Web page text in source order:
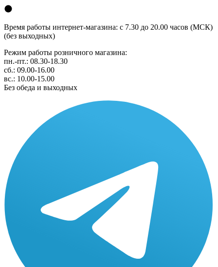
Время работы интернет-магазина: с 7.30 до 20.00 часов (МСК)
(без выходных)
Режим работы розничного магазина:
пн.-пт.: 08.30-18.30
сб.: 09.00-16.00
вс.: 10.00-15.00
Без обеда и выходных